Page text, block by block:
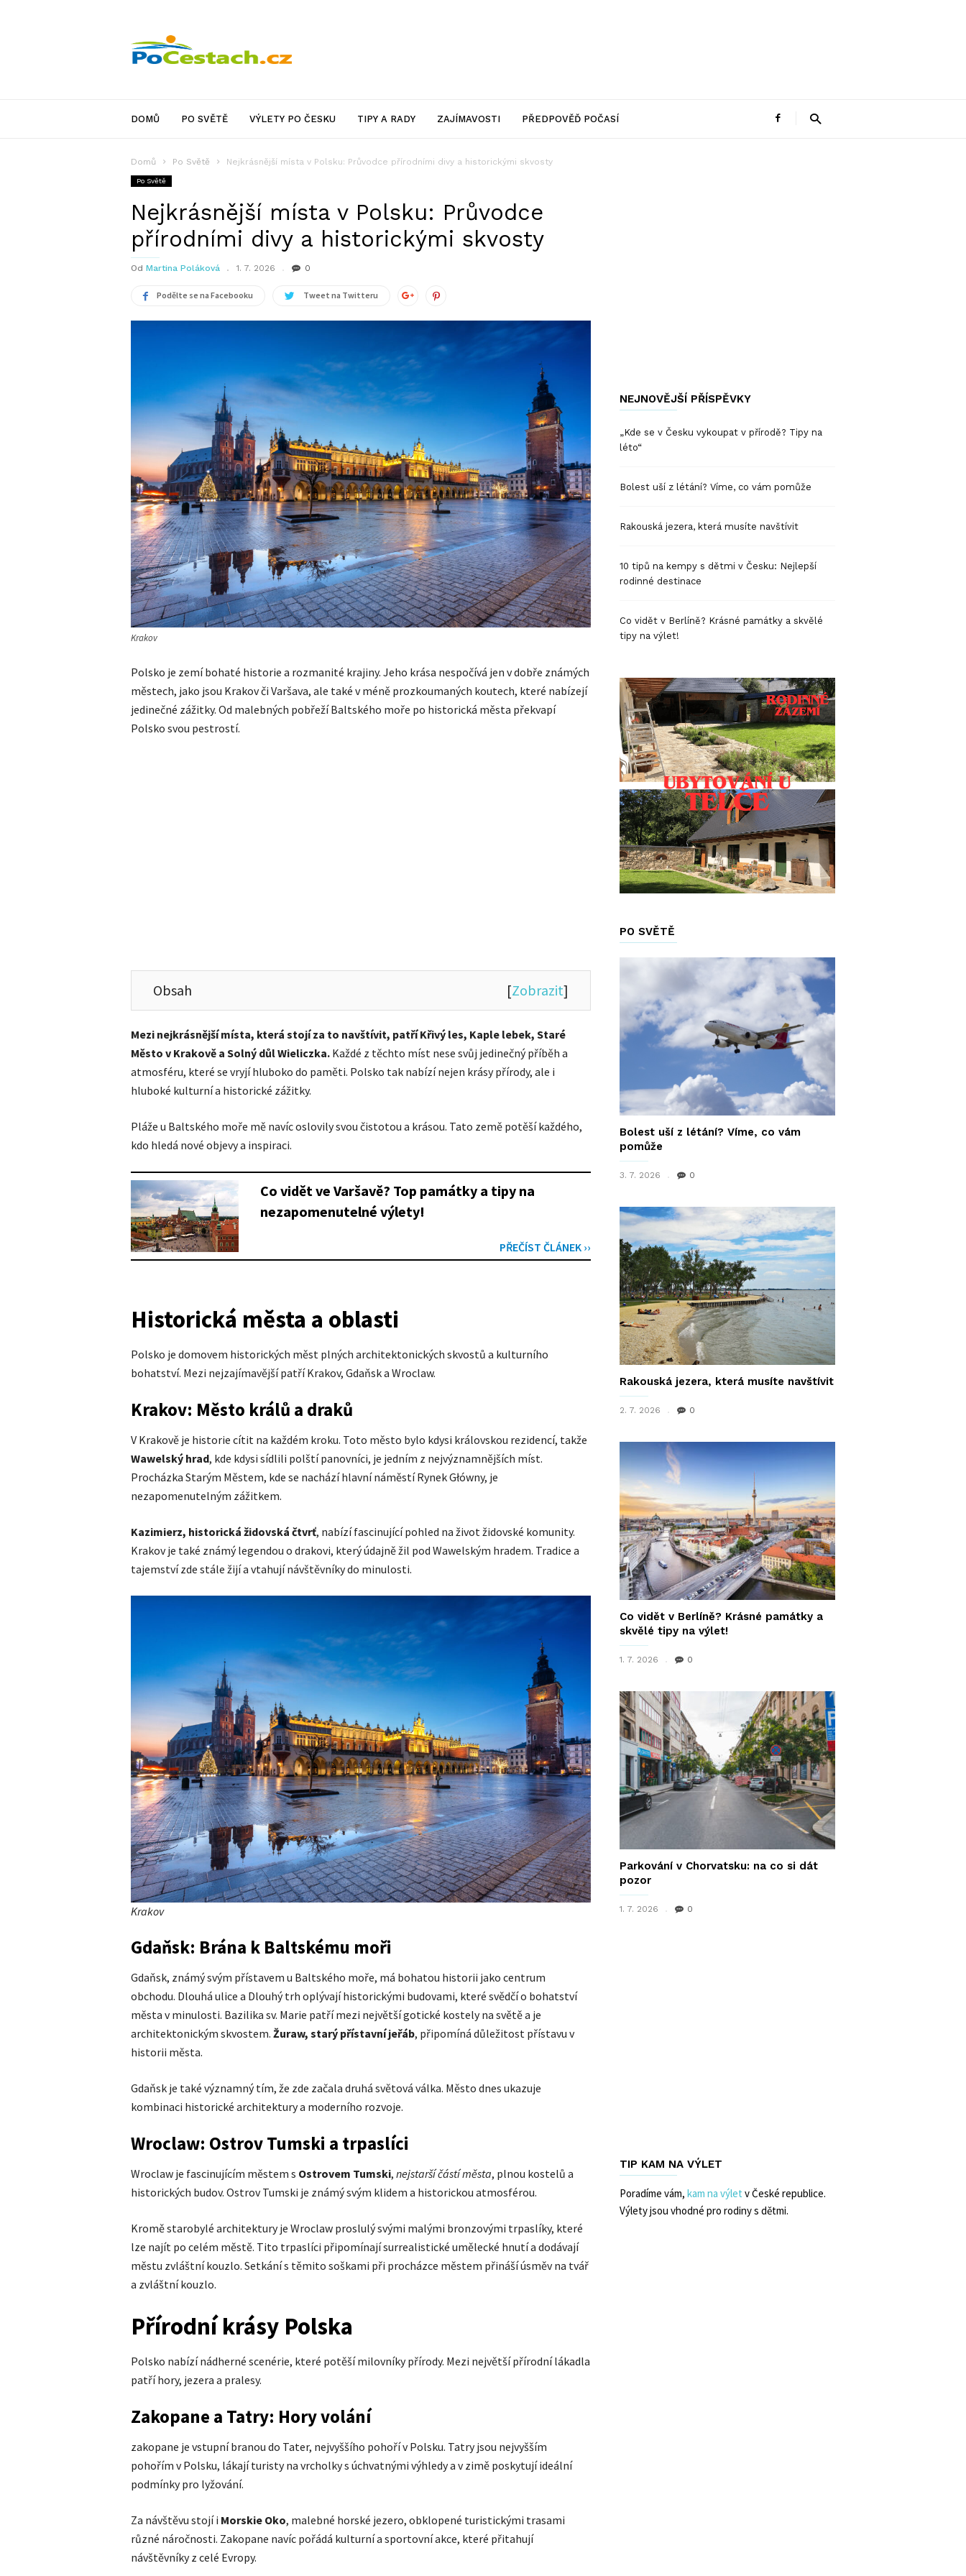
DOMŮ PO SVĚTĚ VÝLETY PO ČESKU TIPY A RADY ZAJÍMAVOSTI PŘEDPOVĚĎ POČASÍ
Domů Po Světě Nejkrásnější místa v Polsku: Průvodce přírodními divy a historickými skvosty
Po Světě
Nejkrásnější místa v Polsku: Průvodce
přírodními divy a historickými skvosty
Od Martina Poláková 1. 7. 2026 0
Podělte se na Facebooku Tweet na Twitteru
Krakov
Polsko je zemí bohaté historie a rozmanité krajiny. Jeho krása nespočívá jen v dobře známých
městech, jako jsou Krakov či Varšava, ale také v méně prozkoumaných koutech, které nabízejí
jedinečné zážitky. Od malebných pobřeží Baltského moře po historická města překvapí
Polsko svou pestrostí.
Obsah [Zobrazit]
Mezi nejkrásnější místa, která stojí za to navštívit, patří Křivý les, Kaple lebek, Staré
Město v Krakově a Solný důl Wieliczka. Každé z těchto míst nese svůj jedinečný příběh a
atmosféru, které se vryjí hluboko do paměti. Polsko tak nabízí nejen krásy přírody, ale i
hluboké kulturní a historické zážitky.
Pláže u Baltského moře mě navíc oslovily svou čistotou a krásou. Tato země potěší každého,
kdo hledá nové objevy a inspiraci.
Co vidět ve Varšavě? Top památky a tipy na
nezapomenutelné výlety!
PŘEČÍST ČLÁNEK ››
Historická města a oblasti
Polsko je domovem historických měst plných architektonických skvostů a kulturního
bohatství. Mezi nejzajímavější patří Krakov, Gdaňsk a Wroclaw.
Krakov: Město králů a draků
V Krakově je historie cítit na každém kroku. Toto město bylo kdysi královskou rezidencí, takže
Wawelský hrad, kde kdysi sídlili polští panovníci, je jedním z nejvýznamnějších míst.
Procházka Starým Městem, kde se nachází hlavní náměstí Rynek Główny, je
nezapomenutelným zážitkem.
Kazimierz, historická židovská čtvrť, nabízí fascinující pohled na život židovské komunity.
Krakov je také známý legendou o drakovi, který údajně žil pod Wawelským hradem. Tradice a
tajemství zde stále žijí a vtahují návštěvníky do minulosti.
Krakov
Gdaňsk: Brána k Baltskému moři
Gdaňsk, známý svým přístavem u Baltského moře, má bohatou historii jako centrum
obchodu. Dlouhá ulice a Dlouhý trh oplývají historickými budovami, které svědčí o bohatství
města v minulosti. Bazilika sv. Marie patří mezi největší gotické kostely na světě a je
architektonickým skvostem. Žuraw, starý přístavní jeřáb, připomíná důležitost přístavu v
historii města.
Gdaňsk je také významný tím, že zde začala druhá světová válka. Město dnes ukazuje
kombinaci historické architektury a moderního rozvoje.
Wroclaw: Ostrov Tumski a trpaslíci
Wroclaw je fascinujícím městem s Ostrovem Tumski, nejstarší částí města, plnou kostelů a
historických budov. Ostrov Tumski je známý svým klidem a historickou atmosférou.
Kromě starobylé architektury je Wroclaw proslulý svými malými bronzovými trpaslíky, které
lze najít po celém městě. Tito trpaslíci připomínají surrealistické umělecké hnutí a dodávají
městu zvláštní kouzlo. Setkání s těmito soškami při procházce městem přináší úsměv na tvář
a zvláštní kouzlo.
Přírodní krásy Polska
Polsko nabízí nádherné scenérie, které potěší milovníky přírody. Mezi největší přírodní lákadla
patří hory, jezera a pralesy.
Zakopane a Tatry: Hory volání
zakopane je vstupní branou do Tater, nejvyššího pohoří v Polsku. Tatry jsou nejvyšším
pohořím v Polsku, lákají turisty na vrcholky s úchvatnými výhledy a v zimě poskytují ideální
podmínky pro lyžování.
Za návštěvu stojí i Morskie Oko, malebné horské jezero, obklopené turistickými trasami
různé náročnosti. Zakopane navíc pořádá kulturní a sportovní akce, které přitahují
návštěvníky z celé Evropy.
NEJNOVĚJŠÍ PŘÍSPĚVKY
„Kde se v Česku vykoupat v přírodě? Tipy na
léto“
Bolest uší z létání? Víme, co vám pomůže
Rakouská jezera, která musíte navštívit
10 tipů na kempy s dětmi v Česku: Nejlepší
rodinné destinace
Co vidět v Berlíně? Krásné památky a skvělé
tipy na výlet!
PO SVĚTĚ
Bolest uší z létání? Víme, co vám
pomůže
3. 7. 2026 0
Rakouská jezera, která musíte navštívit
2. 7. 2026 0
Co vidět v Berlíně? Krásné památky a
skvělé tipy na výlet!
1. 7. 2026 0
Parkování v Chorvatsku: na co si dát
pozor
1. 7. 2026 0
TIP KAM NA VÝLET
Poradíme vám, kam na výlet v České republice.
Výlety jsou vhodné pro rodiny s dětmi.